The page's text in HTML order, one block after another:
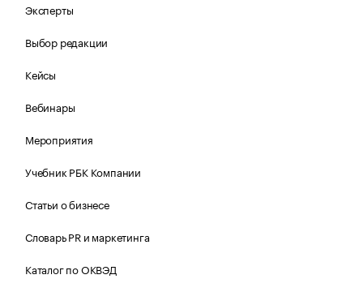
Эксперты
Выбор редакции
Кейсы
Вебинары
Мероприятия
Учебник РБК Компании
Статьи о бизнесе
Словарь PR и маркетинга
Каталог по ОКВЭД